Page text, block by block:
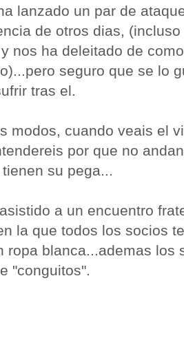
lanzado un par de
de otros dias,
nos ha deleitado de
seguro que se lo
tras el.
modos, cuando veais el
por que no
su pega...
a un encuentro
la que todos los socios
ropa blanca...ademas los
"conguitos".